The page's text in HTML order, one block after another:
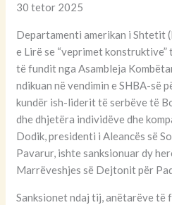
30 tetor 2025
Departamenti amerikan i Shtetit
e Lirë se “veprimet
të fundit nga Asambleja
ndikuan në vendimin e SHBA-së
kundër ish-liderit të serbëve të
dhe dhjetëra individëve dhe
Dodik, presidenti i Aleancës së
Pavarur, ishte sanksionuar dy
Marrëveshjes së Dejtonit për
Sanksionet ndaj tij, anëtarëve të